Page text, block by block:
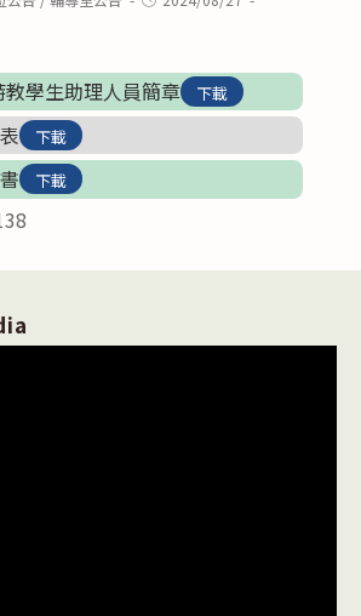
學生助理人員簡章 下載
下載
下載